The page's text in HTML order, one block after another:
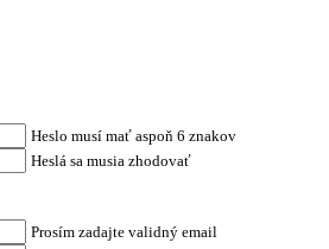
Heslo musí mať aspoň 6 znakov
Heslá sa musia zhodovať
Prosím zadajte validný email